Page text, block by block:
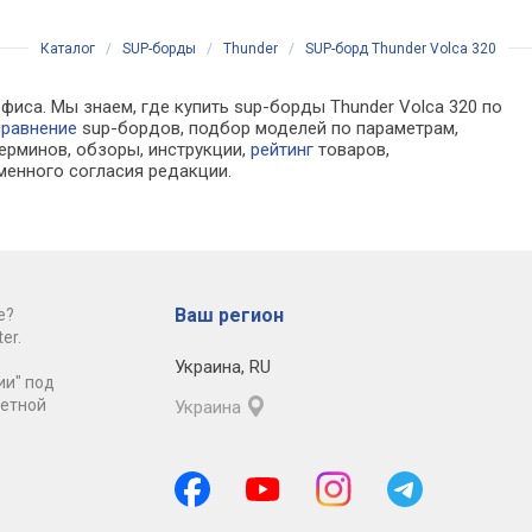
Каталог / SUP-борды / Thunder / SUP-борд Thunder Volca 320
Мы знаем, где купить sup-борды Thunder Volca 320 по
sup-бордов, подбор моделей по параметрам,
обзоры, инструкции,рейтинг товаров,
согласия редакции.
под
Ваш регион
Украина, RU
Украина